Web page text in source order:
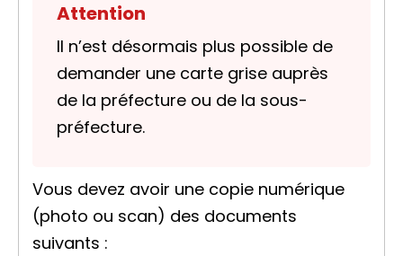
Attention
Il n’est désormais plus possible de
demander une carte grise auprès
de la préfecture ou de la sous-
préfecture.
Vous devez avoir une copie numérique
(photo ou scan) des documents
suivants :